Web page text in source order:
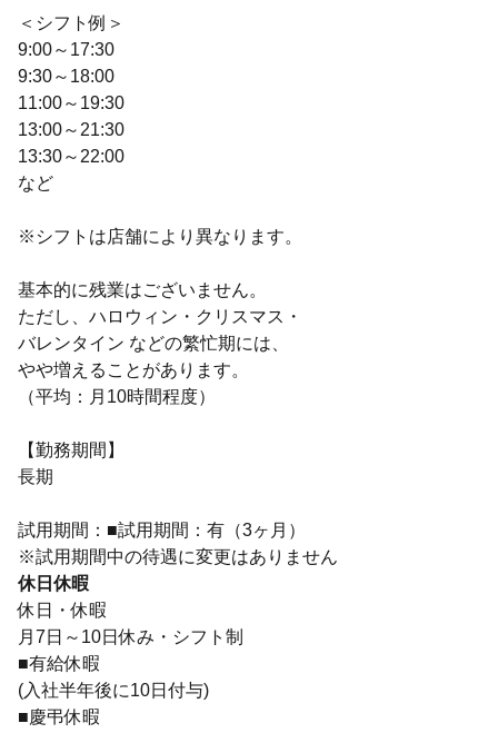
＜シフト例＞
9:00～17:30
9:30～18:00
11:00～19:30
13:00～21:30
13:30～22:00
など
※シフトは店舗により異なります。
基本的に残業はございません。
ただし、ハロウィン・クリスマス・
バレンタイン などの繁忙期には、
やや増えることがあります。
（平均：月10時間程度）
【勤務期間】
長期
試用期間：■試用期間：有（3ヶ月）
※試用期間中の待遇に変更はありません
休日休暇
休日・休暇
月7日～10日休み・シフト制
■有給休暇
(入社半年後に10日付与)
■慶弔休暇